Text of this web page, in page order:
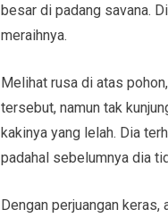
besar di padang savana.
meraihnya.
Melihat rusa di atas
tersebut, namun tak
kakinya yang lelah. Dia
padahal sebelumnya dia
Dengan perjuangan keras,